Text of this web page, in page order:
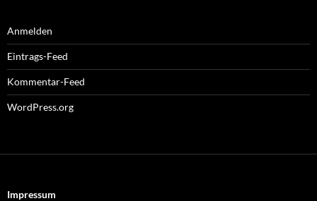
Anmelden
Eintrags-Feed
Kommentar-Feed
WordPress.org
Impressum